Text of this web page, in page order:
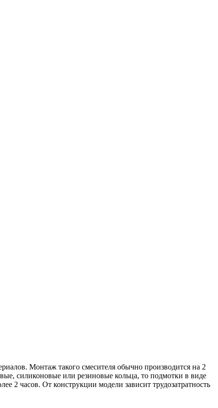
Монтаж такого смесителя обычно производится на 2
силиконовые или резиновые кольца, то подмотки в виде
2 часов. От конструкции модели зависит трудозатратность